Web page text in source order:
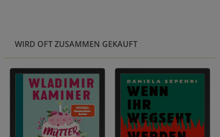
WIRD OFT ZUSAMMEN GEKAUFT